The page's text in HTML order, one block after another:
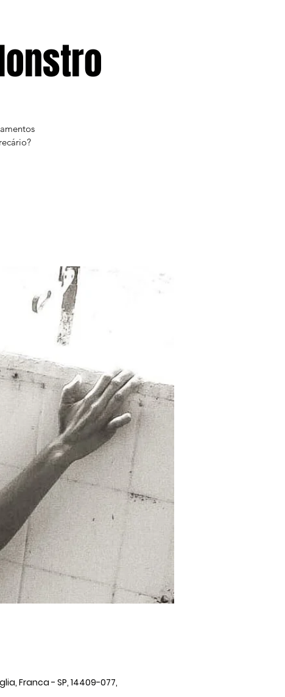
Franca - SP, 14409-077,